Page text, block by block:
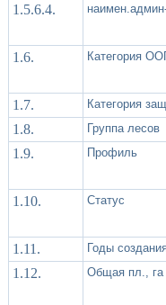
1.5.6.4.
1.6. Категория
1.7. Категория
1.8. Группа лесов
1.9. Профиль
1.10. Статус
1.11. Годы
1.12. Общая пл., га